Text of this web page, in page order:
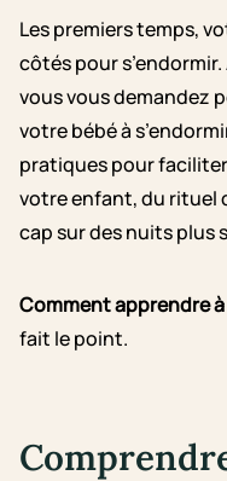
Les premiers temps,
côtés pour
vous vous demandez
votre bébé à
pratiques pour
votre enfant, du rituel
cap sur des nuits plus
Comment apprendre à
fait le point.